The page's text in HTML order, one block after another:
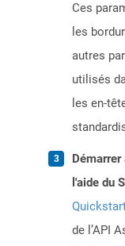
Ces
les
autres
utilisés
les en-
Démarrer
l'aide du
de l’API